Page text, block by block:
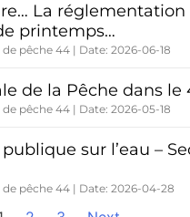
La réglementation
printemps…
pêche 44 Date: 2026-06-18
de la Pêche dans le
pêche 44 Date: 2026-05-18
sur l’eau –
pêche 44 Date: 2026-04-28